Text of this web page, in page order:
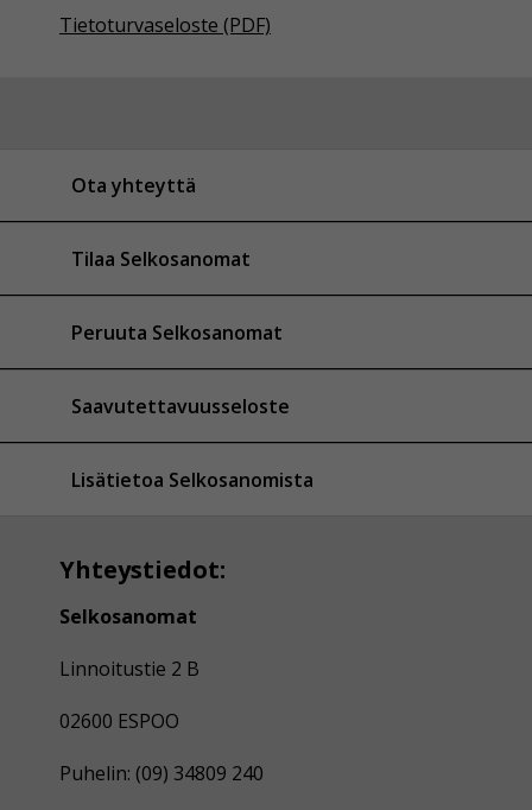
Tietoturvaseloste (PDF)
Ota yhteyttä
Tilaa Selkosanomat
Peruuta Selkosanomat
Saavutettavuusseloste
Lisätietoa Selkosanomista
Yhteystiedot:
Selkosanomat
Linnoitustie 2 B
02600 ESPOO
Puhelin: (09) 34809 240